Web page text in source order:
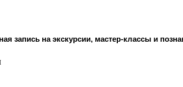
запись на экскурсии, мастер-классы и